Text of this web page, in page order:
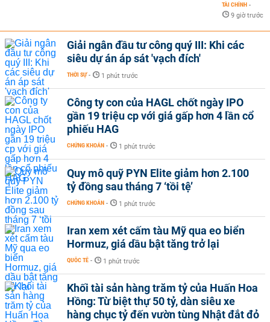
TÀI CHÍNH -
9 giờ trước
Giải ngân đầu tư công quý III: Khi các
siêu dự án áp sát 'vạch đích'
THỜI SỰ - 1 phút trước
Công ty con của HAGL chốt ngày IPO
gần 19 triệu cp với giá gấp hơn 4 lần cổ
phiếu HAG
CHỨNG KHOÁN - 1 phút trước
Quy mô quỹ PYN Elite giảm hơn 2.100
tỷ đồng sau tháng 7 ‘tồi tệ’
CHỨNG KHOÁN - 1 phút trước
Iran xem xét cấm tàu Mỹ qua eo biển
Hormuz, giá dầu bật tăng trở lại
QUỐC TẾ - 1 phút trước
Khối tài sản hàng trăm tỷ của Huấn Hoa
Hồng: Từ biệt thự 50 tỷ, dàn siêu xe
hàng chục tỷ đến vườn tùng Nhật đắt đỏ